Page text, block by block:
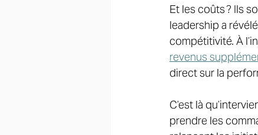
Et les coûts ? Ils
leadership a
compétitivité. À
revenus
direct sur la
C’est là
prendre les